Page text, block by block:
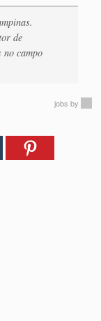
de
campo
jobs by